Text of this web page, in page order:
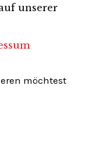
Uckermark
Dialog
Berlin e.V.
unserer
möchtest